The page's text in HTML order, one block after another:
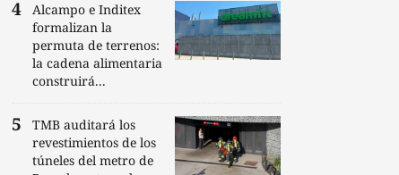
Alcampo e Inditex
formalizan la
permuta de terrenos:
la cadena alimentaria
construirá...
TMB auditará los
revestimientos de los
túneles del metro de